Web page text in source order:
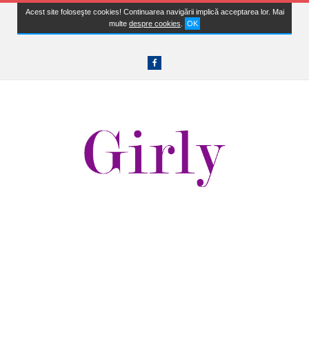
Acest site foloseşte cookies! Continuarea navigării implică acceptarea lor. Mai
multe despre cookies OK
Facebook